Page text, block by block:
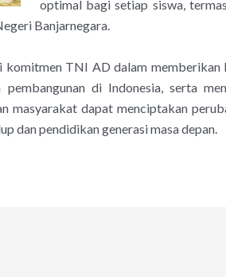
optimal bagi setiap siswa,
Banjarnegara.
komitmen TNI AD dalam
di Indonesia, serta
masyarakat dapat menciptakan
dan pendidikan generasi masa depan.